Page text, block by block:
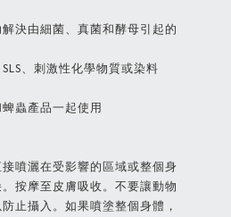
決由細菌、真菌和酵母引起的
、刺激性化學物質或染料
蟲產品一起使用
噴灑在受影響的區域或整個身
按摩至皮膚吸收。不要讓動物
止攝入。如果噴塗整個身體，